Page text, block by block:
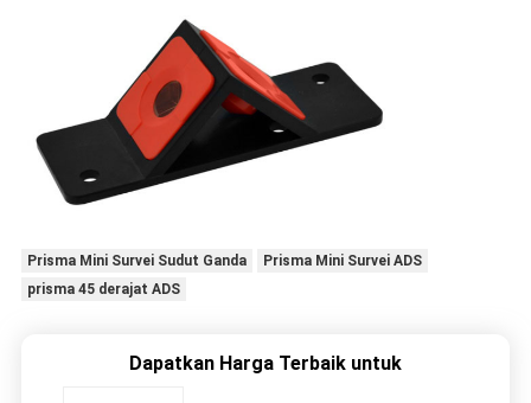
Prisma Mini Survei Sudut Ganda
Prisma Mini Survei ADS
prisma 45 derajat ADS
Dapatkan Harga Terbaik untuk